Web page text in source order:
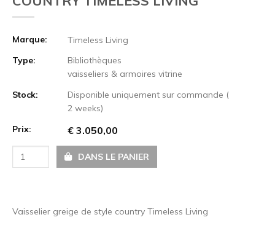
Marque:
Timeless Living
Type:
Bibliothèques
vaisseliers & armoires vitrine
Stock:
Disponible uniquement sur commande (
2 weeks)
Prix:
€ 3.050,00
DANS LE PANIER
Vaisselier greige de style country Timeless Living